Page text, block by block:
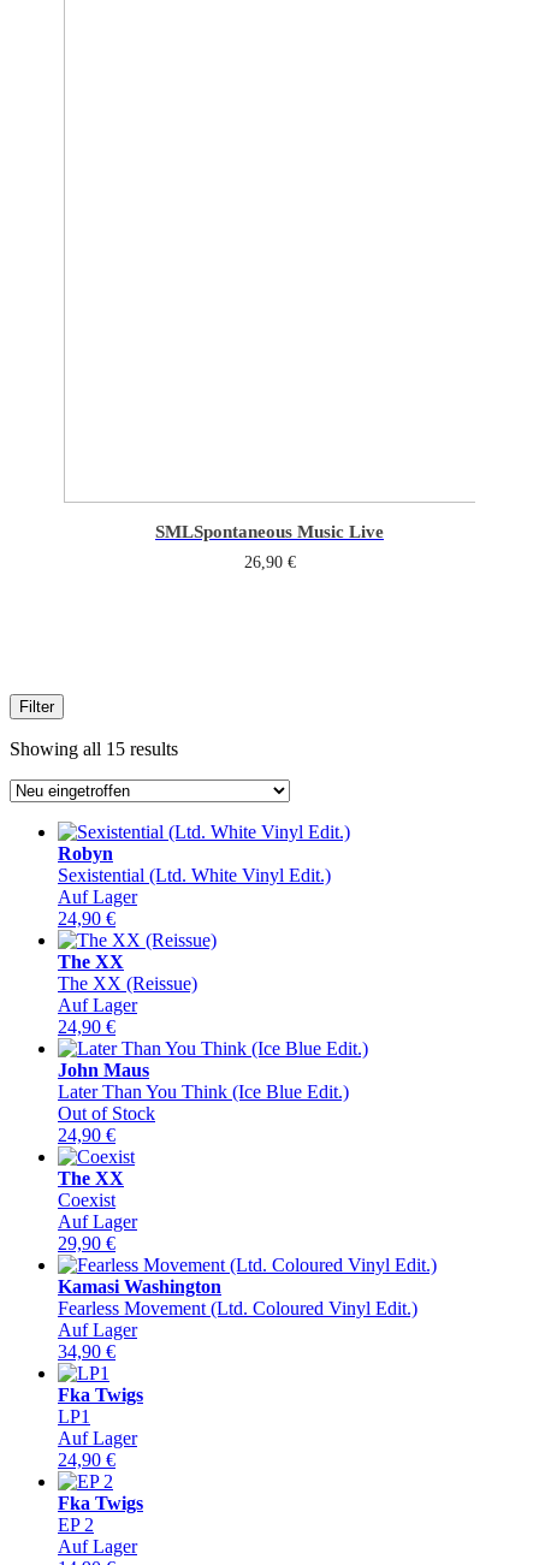
SMLSpontaneous Music Live
26,90 €
Filter
Showing all 15 resultsSorted
Robyn
Sexistential (Ltd. White Vinyl Edit.)
Auf Lager
24,90 €
The XX
The XX (Reissue)
Auf Lager
24,90 €
John Maus
Later Than You Think (Ice Blue Edit.)
Out of Stock
24,90 €
The XX
Coexist
Auf Lager
29,90 €
Kamasi Washington
Fearless Movement (Ltd. Coloured Vinyl Edit.)
Auf Lager
34,90 €
Fka Twigs
LP1
Auf Lager
24,90 €
Fka Twigs
EP 2
Auf Lager